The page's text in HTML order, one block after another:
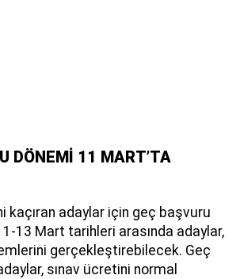
DÖNEMİ 11 MART’TA
kaçıran adaylar için geç başvuru
11-13 Mart tarihleri arasında adaylar,
gerçekleştirebilecek. Geç
sınav ücretini normal